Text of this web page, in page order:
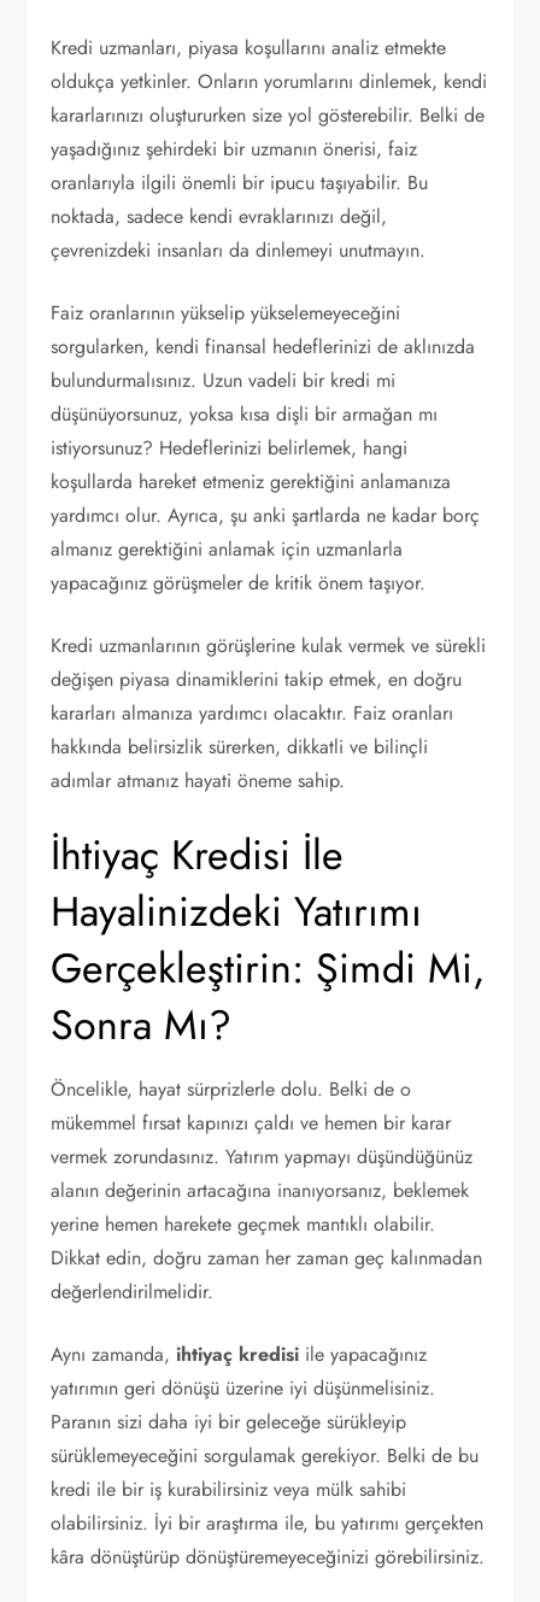
Kredi uzmanları, piyasa koşullarını analiz etmekte
oldukça yetkinler. Onların yorumlarını dinlemek, kendi
kararlarınızı oluştururken size yol gösterebilir. Belki de
yaşadığınız şehirdeki bir uzmanın önerisi, faiz
oranlarıyla ilgili önemli bir ipucu taşıyabilir. Bu
noktada, sadece kendi evraklarınızı değil,
çevrenizdeki insanları da dinlemeyi unutmayın.
Faiz oranlarının yükselip yükselemeyeceğini
sorgularken, kendi finansal hedeflerinizi de aklınızda
bulundurmalısınız. Uzun vadeli bir kredi mi
düşünüyorsunuz, yoksa kısa dişli bir armağan mı
istiyorsunuz? Hedeflerinizi belirlemek, hangi
koşullarda hareket etmeniz gerektiğini anlamanıza
yardımcı olur. Ayrıca, şu anki şartlarda ne kadar borç
almanız gerektiğini anlamak için uzmanlarla
yapacağınız görüşmeler de kritik önem taşıyor.
Kredi uzmanlarının görüşlerine kulak vermek ve sürekli
değişen piyasa dinamiklerini takip etmek, en doğru
kararları almanıza yardımcı olacaktır. Faiz oranları
hakkında belirsizlik sürerken, dikkatli ve bilinçli
adımlar atmanız hayati öneme sahip.
İhtiyaç Kredisi İle
Hayalinizdeki Yatırımı
Gerçekleştirin: Şimdi Mi,
Sonra Mı?
Öncelikle, hayat sürprizlerle dolu. Belki de o
mükemmel fırsat kapınızı çaldı ve hemen bir karar
vermek zorundasınız. Yatırım yapmayı düşündüğünüz
alanın değerinin artacağına inanıyorsanız, beklemek
yerine hemen harekete geçmek mantıklı olabilir.
Dikkat edin, doğru zaman her zaman geç kalınmadan
değerlendirilmelidir.
Aynı zamanda, ihtiyaç kredisi ile yapacağınız
yatırımın geri dönüşü üzerine iyi düşünmelisiniz.
Paranın sizi daha iyi bir geleceğe sürükleyip
sürüklemeyeceğini sorgulamak gerekiyor. Belki de bu
kredi ile bir iş kurabilirsiniz veya mülk sahibi
olabilirsiniz. İyi bir araştırma ile, bu yatırımı gerçekten
kâra dönüştürüp dönüştüremeyeceğinizi görebilirsiniz.